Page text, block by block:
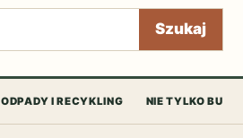
Szukaj
ODPADY I RECYKLING NIE TYLKO